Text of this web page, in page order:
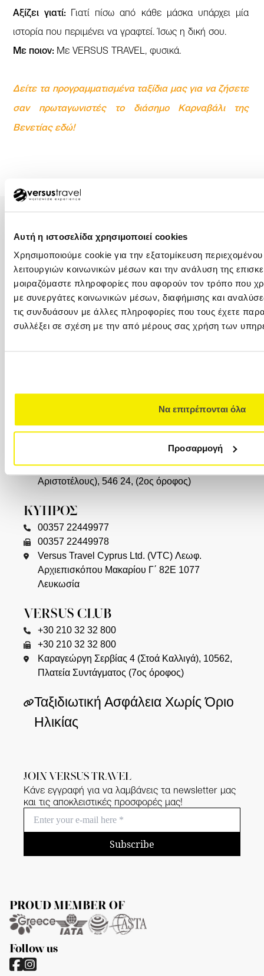
Αυτή η ιστοσελίδα χρησιμοποιεί cookies
Χρησιμοποιούμε cookie για την εξατομίκευση
λειτουργιών κοινωνικών μέσων και την ανάλυση της
μοιραζόμαστε πληροφορίες που αφορούν τον τρόπο που
με συνεργάτες κοινωνικών μέσων, διαφήμισης και
τις συνδυάσουν με άλλες πληροφορίες που τους έχετε
συλλέξει σε σχέση με την από μέρους σας χρήση των
Να επιτρέπονται όλα
Προσαρμογή
Αξίζει γιατί: Γιατί πίσω από κάθε μάσκα υπάρχει μία
ιστορία που περιμένει να γραφτεί. Ίσως η δική σου.
Με ποιον: Με VERSUS TRAVEL, φυσικά.
Δείτε τα προγραμματισμένα ταξίδια μας για να ζήσετε
σαν πρωταγωνιστές το διάσημο Καρναβάλι της
Βενετίας εδώ!
ΑΘΗΝΑ – ΚΕΝΤΡΙΚΑ ΓΡΑΦΕΙΑ
+30 210 32 32 800
+30 210 32 32 450
Φιλελλήνων 7, Σύνταγμα, 105 57 (1ος όροφος)
info@versus-travel.gr
Λαζαράκη 20(ισόγειο), 166 75
ΘΕΣΣΑΛΟΝΙΚΗ
Καλαποθάκη 7-9 (δίπλα στην πλατεία
Αριστοτέλους), 546 24, (2ος όροφος)
ΚΥΠΡΟΣ
00357 22449977
00357 22449978
Versus Travel Cyprus Ltd. (VTC) Λεωφ.
Αρχιεπισκόπου Μακαρίου Γ΄ 82Ε 1077
Λευκωσία
VERSUS CLUB
+30 210 32 32 800
+30 210 32 32 800
Καραγεώργη Σερβίας 4 (Στοά Καλλιγά), 10562,
Πλατεία Συντάγματος (7ος όροφος)
Ταξιδιωτική Ασφάλεια Χωρίς Όριο
Ηλικίας
JOIN VERSUS TRAVEL
Κάνε εγγραφή για να λαμβάνεις τα newsletter μας
και τις αποκλειστικές προσφορές μας!
Subscribe
PROUD MEMBER OF
Follow us